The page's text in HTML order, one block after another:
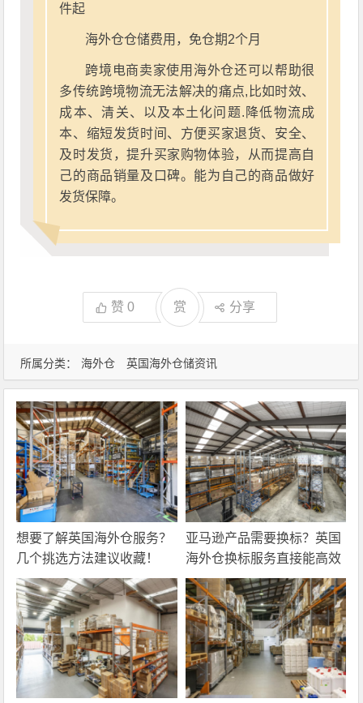
所属分类： 海外仓 英国海外仓储资讯
件起
海外仓仓储费用，免仓期2个月
跨境电商卖家使用海外仓还可以帮助很
多传统跨境物流无法解决的痛点,比如时效、
成本、清关、以及本土化问题.降低物流成
本、缩短发货时间、方便买家退货、安全、
及时发货，提升买家购物体验，从而提高自
己的商品销量及口碑。能为自己的商品做好
发货保障。
赞0 赏 分享
想要了解英国海外仓服务？
几个挑选方法建议收藏！
亚马逊产品需要换标？英国
海外仓换标服务直接能高效
解决！